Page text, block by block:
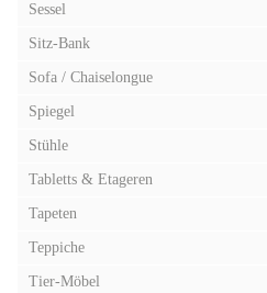
Sessel
Sitz-Bank
Sofa / Chaiselongue
Spiegel
Stühle
Tabletts & Etageren
Tapeten
Teppiche
Tier-Möbel